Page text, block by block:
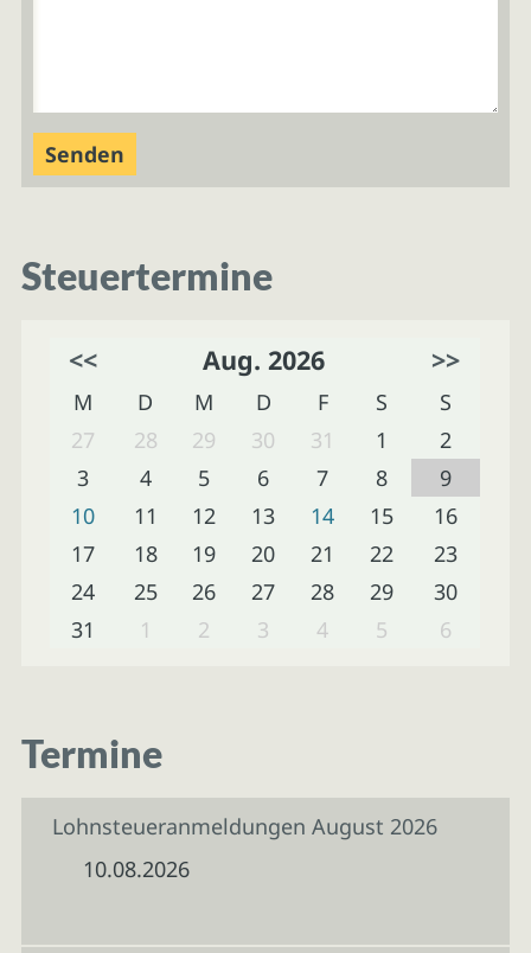
Steuertermine
<< Aug. 2026 >>
M D M D F S
S
27
28 29 30 31 1
2
3
4 5 6 7 8
9
10
11 12 13 14 15
16
17
18 19 20 21 22
23
24
25 26 27 28 29
30
31
1 2 3 4 5 6
Termine
Lohnsteueranmeldungen August 2026
10.08.2026